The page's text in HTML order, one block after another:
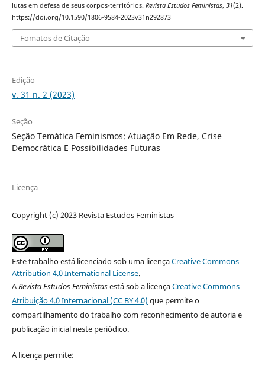
lutas em defesa de seus corpos-territórios. Revista Estudos Feministas, 31(2).
https://doi.org/10.1590/1806-9584-2023v31n292873
Fomatos de Citação
Edição
v. 31 n. 2 (2023)
Seção
Seção Temática Feminismos: Atuação Em Rede, Crise
Democrática E Possibilidades Futuras
Licença
Copyright (c) 2023 Revista Estudos Feministas
Este trabalho está licenciado sob uma licençaCreative Commons
Attribution 4.0 International License.
ARevista Estudos Feministasestá sob a licençaCreative Commons
Atribuição 4.0 Internacional (CC BY 4.0) que permite o
compartilhamento do trabalho com reconhecimento de autoria e
publicação inicial neste periódico.
A licença permite: